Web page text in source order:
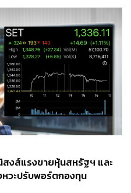
งส์แรงขายหุ้นสหรัฐฯ และ
วะปรับพอร์ตกองทุน